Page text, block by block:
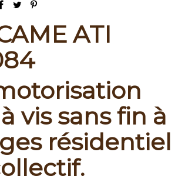
ATI
vis sans fin à
résidentiel